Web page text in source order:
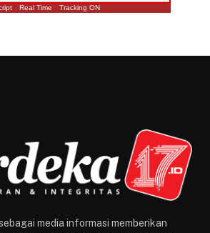
Real Time Tracking ON
media informasi memberikan